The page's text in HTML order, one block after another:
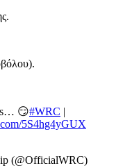
😏#WRC |
5S4hg4yGUX
(@OfficialWRC)